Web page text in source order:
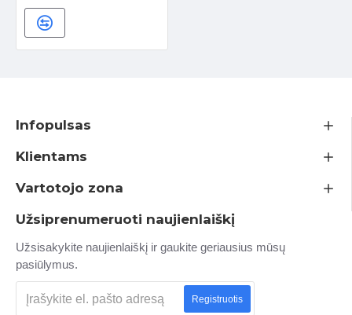
Infopulsas
Klientams
Vartotojo zona
Užsiprenumeruoti naujienlaiškį
Užsisakykite naujienlaiškį ir gaukite geriausius mūsų
pasiūlymus.
Registruotis